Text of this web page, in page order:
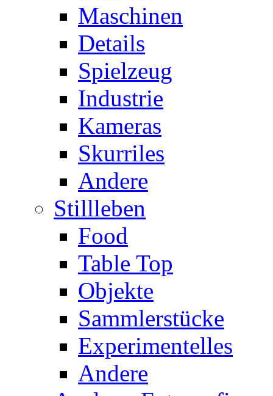
Maschinen
Details
Spielzeug
Industrie
Kameras
Skurriles
Andere
Stillleben
Food
Table Top
Objekte
Sammlerstücke
Experimentelles
Andere